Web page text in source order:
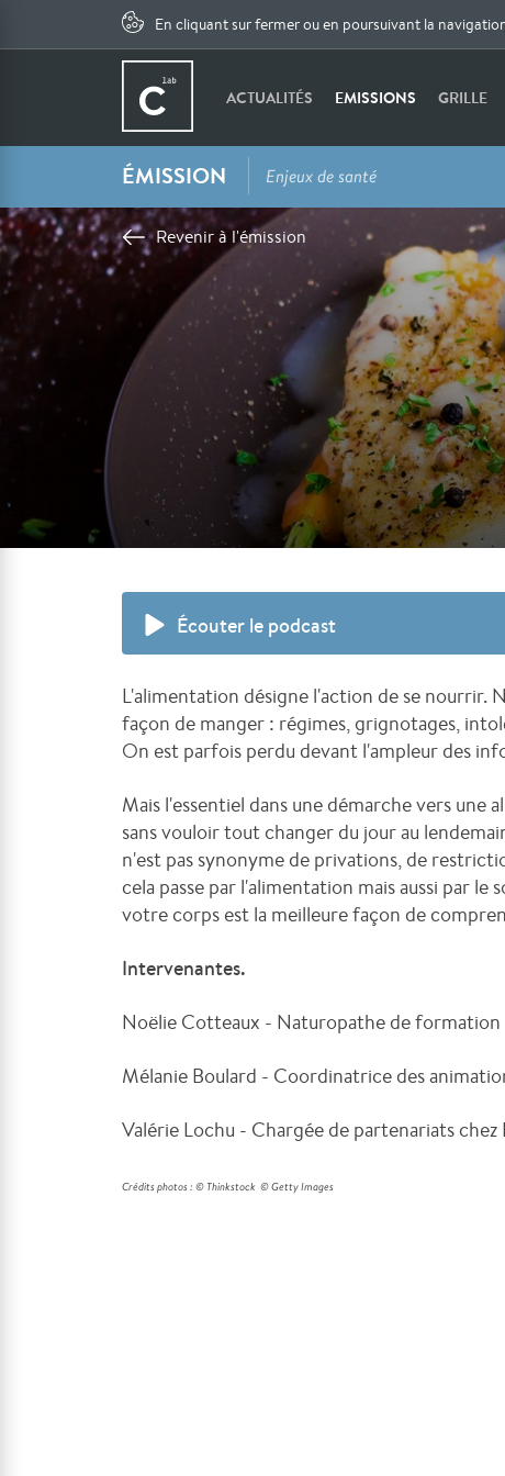
En cliquant sur fermer ou en poursuivant la
ACTUALITÉS EMISSIONS GRILLE
ÉMISSION Enjeux de santé
Revenir à l'émission
Écouter le podcast
L'alimentation désigne l'action de se
façon de manger : régimes, grignotages,
On est parfois perdu devant l'ampleur des
Mais l'essentiel dans une démarche vers une
sans vouloir tout changer du jour au
n'est pas synonyme de privations, de
cela passe par l'alimentation mais aussi par
votre corps est la meilleure façon de
Intervenantes.
Noëlie Cotteaux - Naturopathe de formation
Mélanie Boulard - Coordinatrice des
Valérie Lochu - Chargée de partenariats
Crédits photos : © Thinkstock© Getty Images